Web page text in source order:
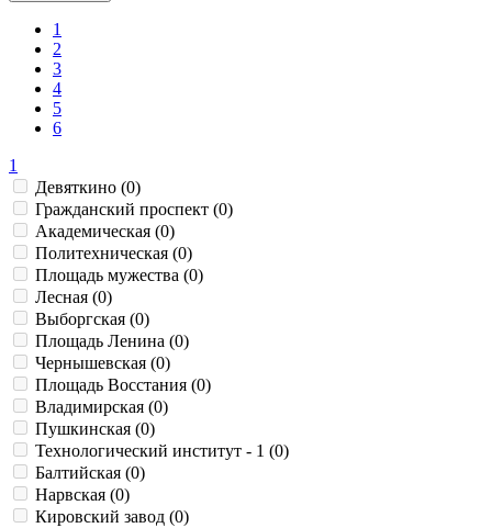
1
2
3
4
5
6
1
Девяткино (0)
Гражданский проспект (0)
Академическая (0)
Политехническая (0)
Площадь мужества (0)
Лесная (0)
Выборгская (0)
Площадь Ленина (0)
Чернышевская (0)
Площадь Восстания (0)
Владимирская (0)
Пушкинская (0)
Технологический институт - 1 (0)
Балтийская (0)
Нарвская (0)
Кировский завод (0)